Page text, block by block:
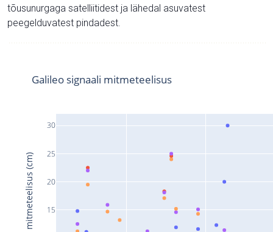
tõusunurgaga satelliitidest ja lähedal asuvatest
peegelduvatest pindadest.
15
20
25
30
Galileo signaali mitmeteelisus
Signaali mitmeteelisus (cm)